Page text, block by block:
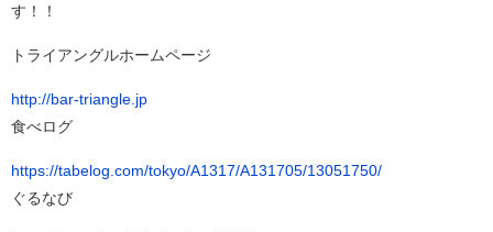
す！！
トライアングルホームページ
http://bar-triangle.jp
食べログ
https://tabelog.com/tokyo/A1317/A131705/13051750/
ぐるなび